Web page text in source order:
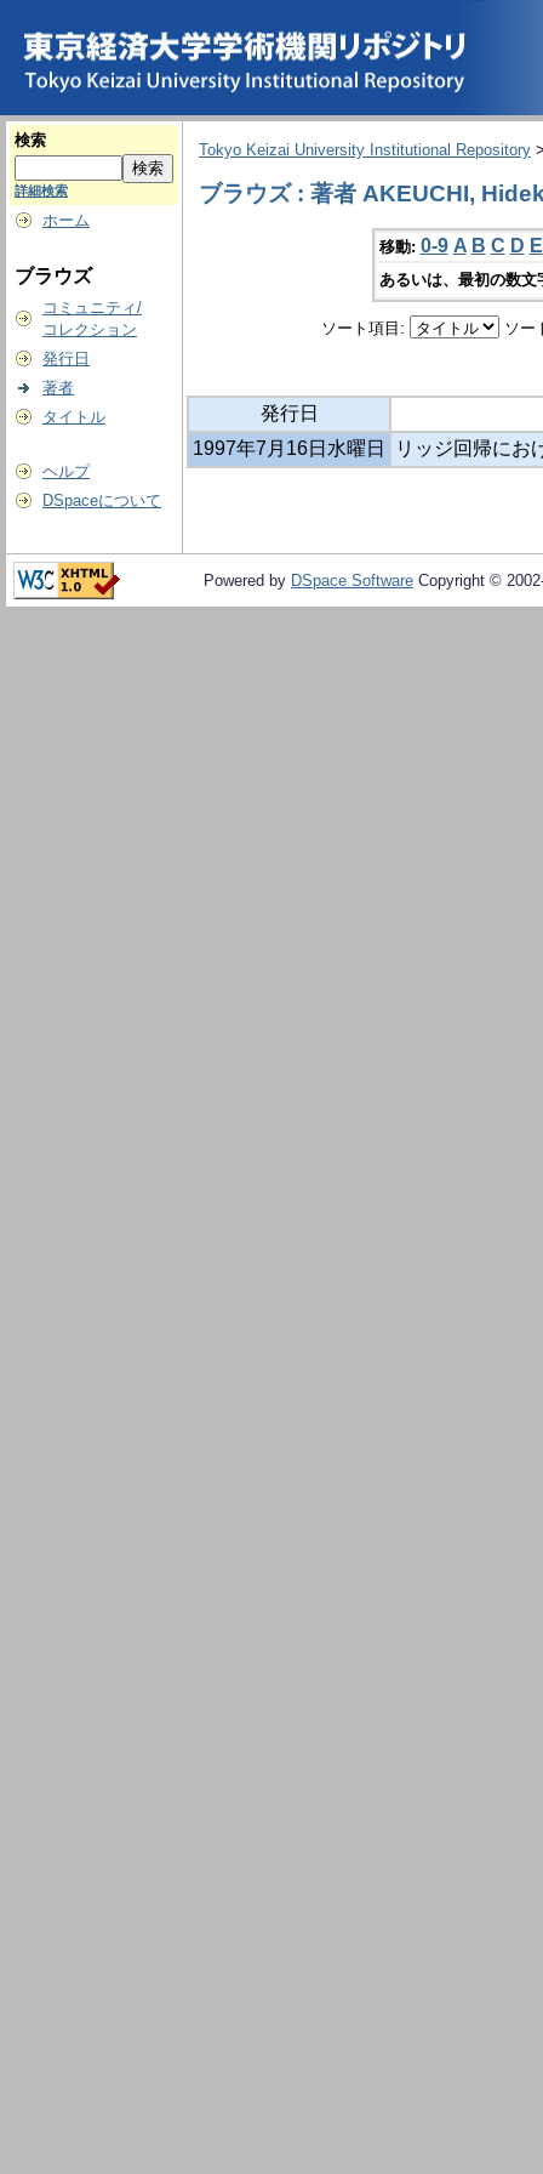
検索
詳細検索
ホーム
ブラウズ
コミュニティ/
コレクション
発行日
著者
タイトル
ヘルプ
DSpaceについて
Tokyo Keizai University Institutional Repository
ブラウズ : 著者 AKEUCHI,
移動: 0-9 A B C D E
あるいは、最初の数
ソート項目: ソー
発行日
1997年7月16日水曜日
リッジ回帰にお
Powered by DSpace Software Copyright ©